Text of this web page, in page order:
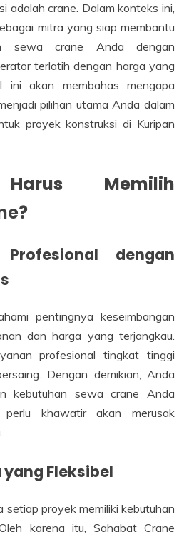
adalah crane. Dalam konteks ini,
mitra yang siap membantu
sewa crane Anda dengan
terlatih dengan harga yang
ini akan membahas mengapa
pilihan utama Anda dalam
proyek konstruksi di Kuripan
Memilih
dengan
pentingnya keseimbangan
dan harga yang terjangkau.
profesional tingkat tinggi
Dengan demikian, Anda
kebutuhan sewa crane Anda
khawatir akan merusak
yang Fleksibel
setiap proyek memiliki kebutuhan
karena itu, Sahabat Crane